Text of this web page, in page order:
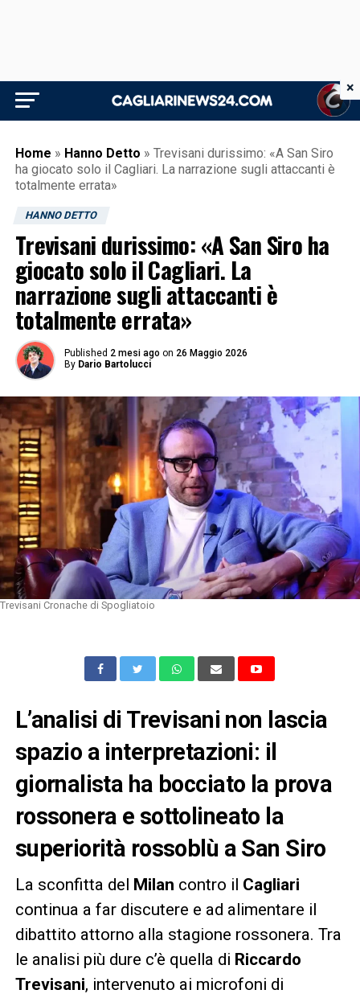
Home » Hanno Detto » Trevisani durissimo: «A San Siro
ha giocato solo il Cagliari. La narrazione sugli attaccanti è
totalmente errata»
HANNO DETTO
Trevisani durissimo: «A San Siro ha
giocato solo il Cagliari. La
narrazione sugli attaccanti è
totalmente errata»
Published 2 mesi ago on 26 Maggio 2026
By Dario Bartolucci
Trevisani Cronache di Spogliatoio
L’analisi di Trevisani non lascia
spazio a interpretazioni: il
giornalista ha bocciato la prova
rossonera e sottolineato la
superiorità rossoblù a San Siro
La sconfitta del Milan contro il Cagliari
continua a far discutere e ad alimentare il
dibattito attorno alla stagione rossonera. Tra
le analisi più dure c’è quella di Riccardo
Trevisani, intervenuto ai microfoni di
×